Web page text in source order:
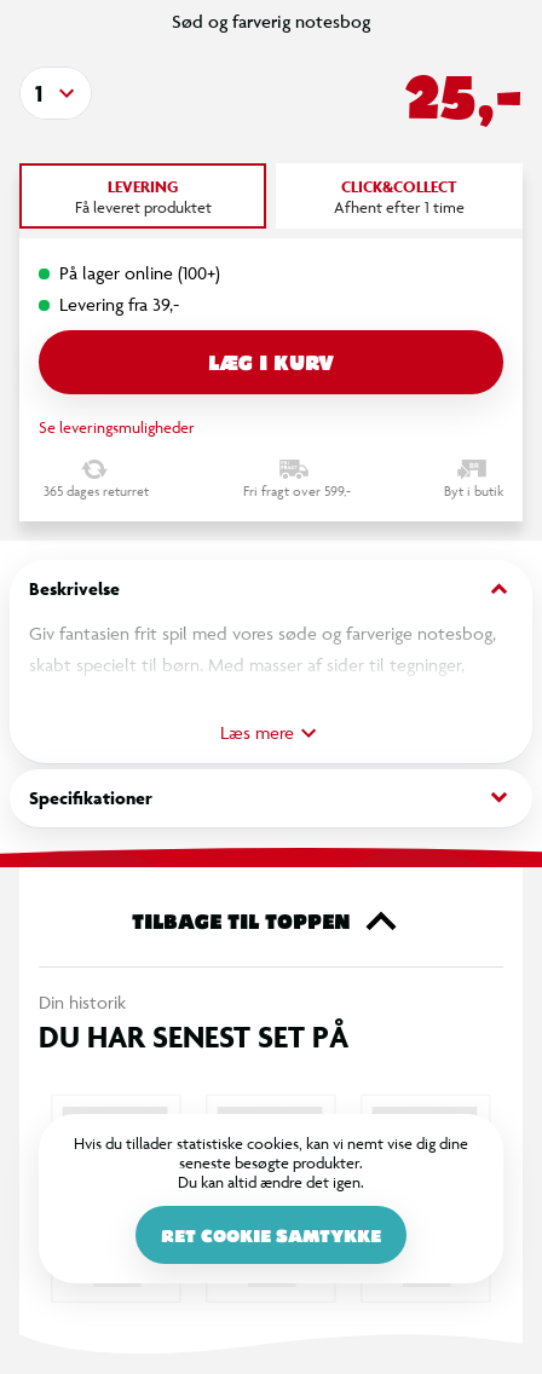
Sød og farverig notesbog
25,-
1
LEVERING
Få leveret produktet
CLICK&COLLECT
Afhent efter 1 time
På lager online (100+)
Levering fra 39,-
LÆG I KURV
Se leveringsmuligheder
365 dages returret Fri fragt over 599,- Byt i butik
Beskrivelse keyboard_arrow_down
Giv fantasien frit spil med vores søde og farverige notesbog,
skabt specielt til børn. Med masser af sider til tegninger,
perfekte følgesvend i skole, på ferier eller derhjemme ved
skrivebordet.
Læs mere
Specifikationer keyboard_arrow_down
TILBAGE TIL TOPPEN
Din historik
DU HAR SENEST SET PÅ
Hvis du tillader statistiske cookies, kan vi nemt vise dig dine
seneste besøgte produkter.
Du kan altid ændre det igen.
RET COOKIE SAMTYKKE